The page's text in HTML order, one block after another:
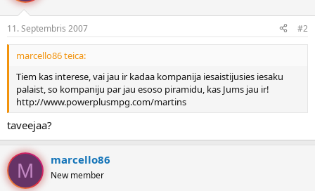
11. Septembris 2007 #2
marcello86 teica:
Tiem kas interese, vai jau ir kadaa kompanija iesaistijusies iesaku
palaist, so kompaniju par jau esoso piramidu, kas Jums jau ir!
http://www.powerplusmpg.com/martins
taveejaa?
M marcello86
New member